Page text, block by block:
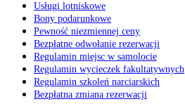
Usługi lotniskowe
Bony podarunkowe
Pewność niezmiennej ceny
Bezpłatne odwołanie rezerwacji
Regulamin miejsc w samolocie
Regulamin wycieczek fakultatywnych
Regulamin szkoleń narciarskich
Bezpłatna zmiana rezerwacji